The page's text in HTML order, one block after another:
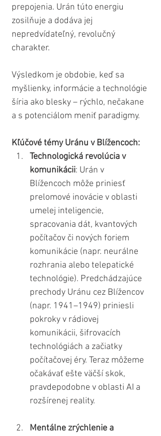
prepojenia. Urán túto energiu
zosilňuje a dodáva jej
nepredvídateľný, revolučný
charakter.
Výsledkom je obdobie, keď sa
myšlienky, informácie a technológie
šíria ako blesky – rýchlo, nečakane
a s potenciálom meniť paradigmy.
Kľúčové témy Uránu v Blížencoch:
Technologická revolúcia v
komunikácii: Urán v
Blížencoch môže priniesť
prelomové inovácie v oblasti
umelej inteligencie,
spracovania dát, kvantových
počítačov či nových foriem
komunikácie (napr. neurálne
rozhrania alebo telepatické
technológie). Predchádzajúce
prechody Uránu cez Blížencov
(napr. 1941–1949) priniesli
pokroky v rádiovej
komunikácii, šifrovacích
technológiách a začiatky
počítačovej éry. Teraz môžeme
očakávať ešte väčší skok,
pravdepodobne v oblasti AI a
rozšírenej reality.
Mentálne zrýchlenie a